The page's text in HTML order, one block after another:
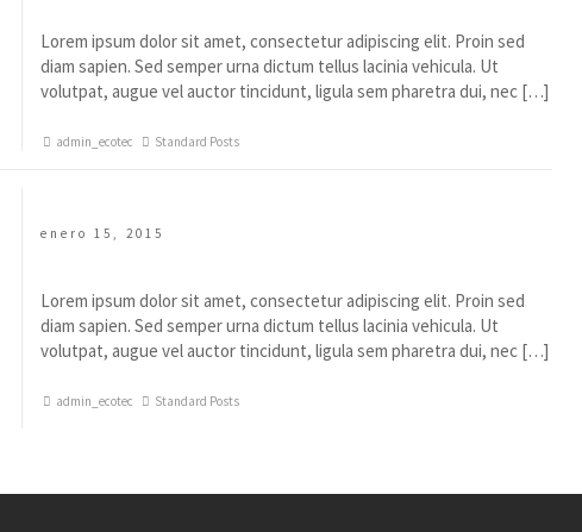
Lorem ipsum dolor sit amet, consectetur adipiscing elit. Proin sed
diam sapien. Sed semper urna dictum tellus lacinia vehicula. Ut
volutpat, augue vel auctor tincidunt, ligula sem pharetra dui, nec […]
admin_ecotec Standard Posts
enero 15, 2015
Lorem ipsum dolor sit amet, consectetur adipiscing elit. Proin sed
diam sapien. Sed semper urna dictum tellus lacinia vehicula. Ut
volutpat, augue vel auctor tincidunt, ligula sem pharetra dui, nec […]
admin_ecotec Standard Posts